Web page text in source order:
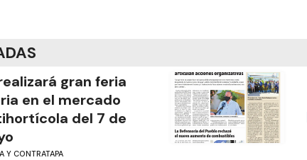
gran feria
en el mercado
del 7 de
Y CONTRATAPA